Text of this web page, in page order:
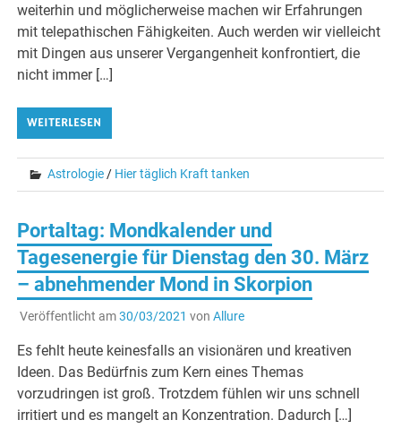
weiterhin und möglicherweise machen wir Erfahrungen
mit telepathischen Fähigkeiten. Auch werden wir vielleicht
mit Dingen aus unserer Vergangenheit konfrontiert, die
nicht immer […]
WEITERLESEN
Astrologie / Hier täglich Kraft tanken
Portaltag: Mondkalender und
Tagesenergie für Dienstag den 30. März
– abnehmender Mond in Skorpion
Veröffentlicht am30/03/2021 von Allure
Es fehlt heute keinesfalls an visionären und kreativen
Ideen. Das Bedürfnis zum Kern eines Themas
vorzudringen ist groß. Trotzdem fühlen wir uns schnell
irritiert und es mangelt an Konzentration. Dadurch […]